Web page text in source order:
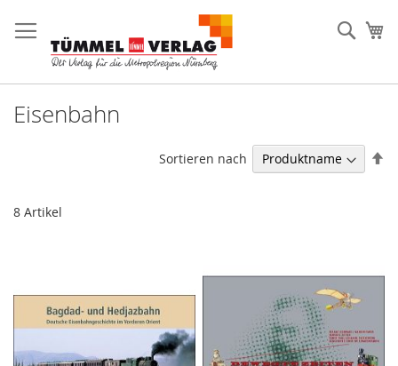
zum
Inhalt
Eisenbahn
8 Artikel
Sortieren nach